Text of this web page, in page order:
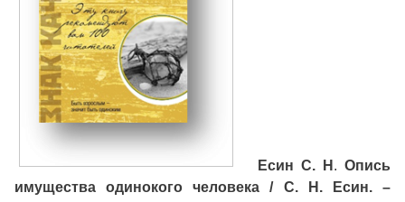
Есин С. Н . Опись
имущества одинокого человека / С. Н. Есин. –